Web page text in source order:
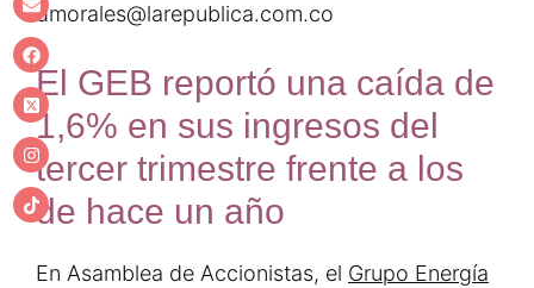
dmorales@larepublica.com.co
El GEB reportó una caída de
1,6% en sus ingresos del
tercer trimestre frente a los
de hace un año
En Asamblea de Accionistas, el Grupo Energía